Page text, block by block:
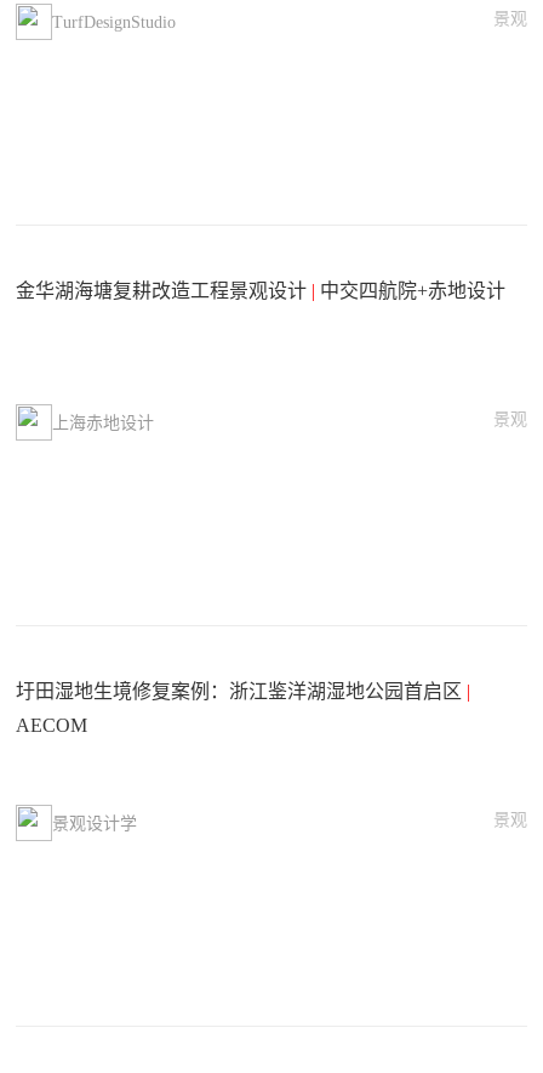
TurfDesignStudio 景观
金华湖海塘复耕改造工程景观设计 | 中交四航院+赤地设计
上海赤地设计 景观
圩田湿地生境修复案例：浙江鉴洋湖湿地公园首启区 |
AECOM
景观设计学 景观